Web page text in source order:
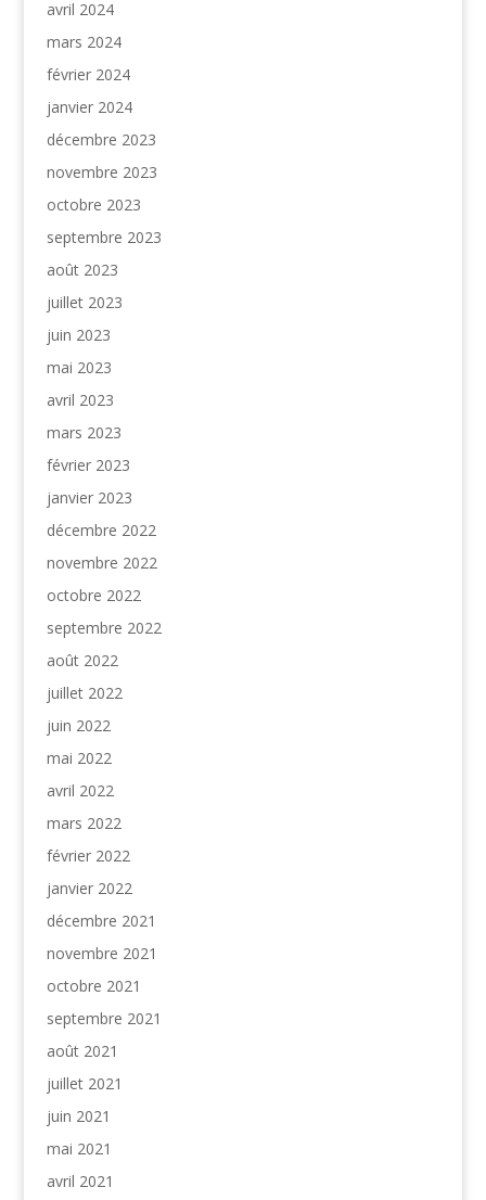
avril 2024
mars 2024
février 2024
janvier 2024
décembre 2023
novembre 2023
octobre 2023
septembre 2023
août 2023
juillet 2023
juin 2023
mai 2023
avril 2023
mars 2023
février 2023
janvier 2023
décembre 2022
novembre 2022
octobre 2022
septembre 2022
août 2022
juillet 2022
juin 2022
mai 2022
avril 2022
mars 2022
février 2022
janvier 2022
décembre 2021
novembre 2021
octobre 2021
septembre 2021
août 2021
juillet 2021
juin 2021
mai 2021
avril 2021